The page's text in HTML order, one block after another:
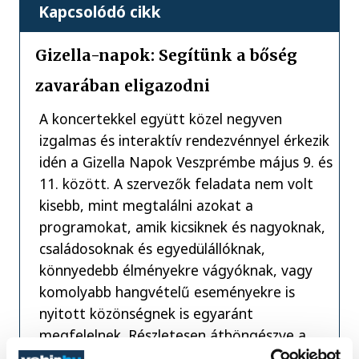
Kapcsolódó cikk
Gizella-napok: Segítünk a bőség
zavarában eligazodni
A koncertekkel együtt közel negyven
izgalmas és interaktív rendezvénnyel érkezik
idén a Gizella Napok Veszprémbe május 9. és
11. között. A szervezők feladata nem volt
kisebb, mint megtalálni azokat a
programokat, amik kicsiknek és nagyoknak,
családosoknak és egyedülállóknak,
könnyedebb élményekre vágyóknak, vagy
komolyabb hangvételű eseményekre is
nyitott közönségnek is egyaránt
megfelelnek. Részletesen átböngészve a